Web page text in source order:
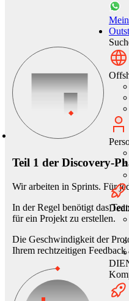
Teil 1 der Discovery-
Wir arbeiten in Sprints. Für
In der Regel benötigt das
für ein Projekt zu erstellen.
Die Geschwindigkeit der
Ihrem rechtzeitigen Feedback